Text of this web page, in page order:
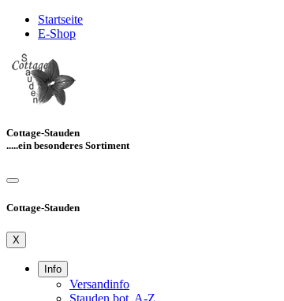
Startseite
E-Shop
Cottage-Stauden
.....ein besonderes Sortiment
Cottage-Stauden
X
Info
Versandinfo
Stauden bot. A-Z